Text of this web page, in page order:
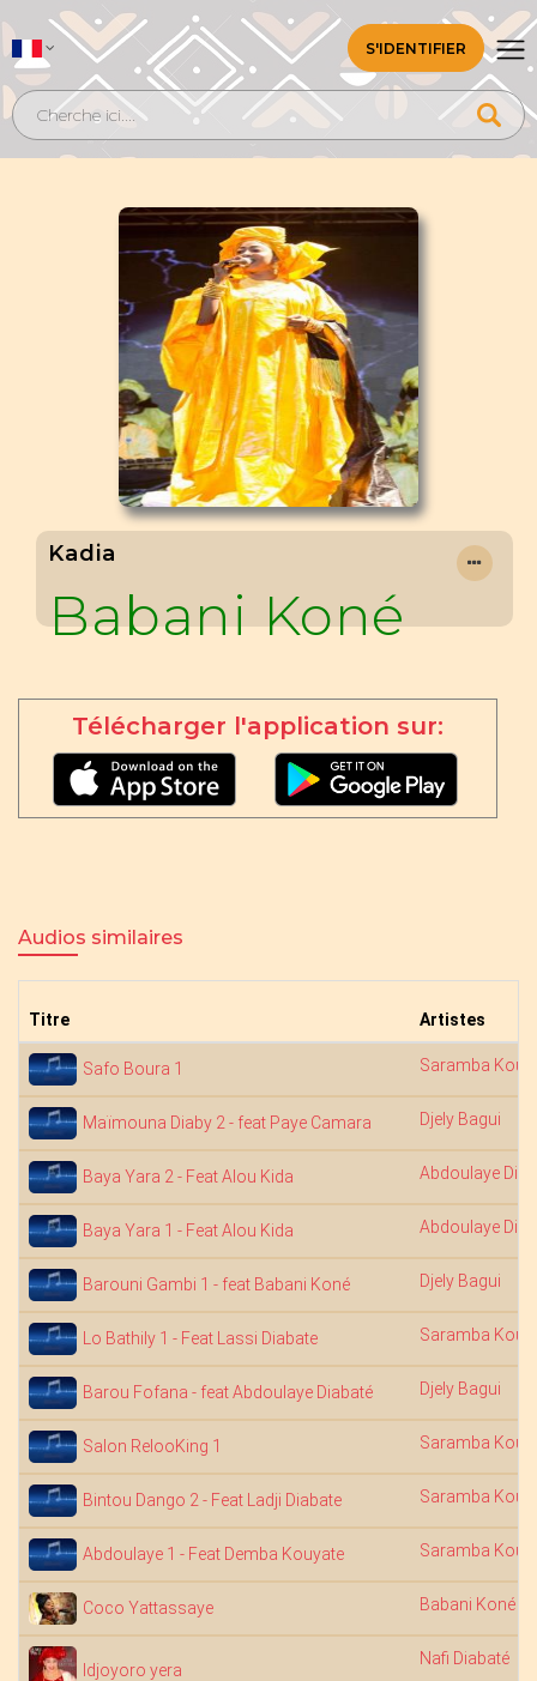
S'IDENTIFIER
Kadia
Babani Koné
Télécharger l'application sur:
Audios similaires
Titre Artistes
Safo Boura 1 Saramba
Maïmouna Diaby 2 - feat Paye Camara Djely Bagui
Baya Yara 2 - Feat Alou Kida Abdoulaye
Baya Yara 1 - Feat Alou Kida Abdoulaye
Barouni Gambi 1 - feat Babani Koné Djely Bagui
Lo Bathily 1 - Feat Lassi Diabate Saramba
Barou Fofana - feat Abdoulaye Diabaté Djely Bagui
Salon RelooKing 1 Saramba
Bintou Dango 2 - Feat Ladji Diabate Saramba
Abdoulaye 1 - Feat Demba Kouyate Saramba
Coco Yattassaye Babani Koné
Idjoyoro yera
Nafi Diabaté